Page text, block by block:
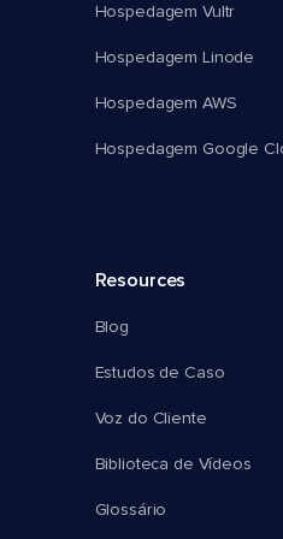
Hospedagem Vultr
Hospedagem Linode
Hospedagem AWS
Hospedagem Google
Resources
Blog
Estudos de Caso
Voz do Cliente
Biblioteca de Vídeos
Glossário